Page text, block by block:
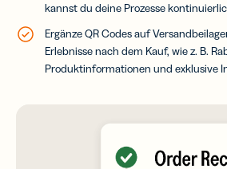
kannst du deine Prozesse
Ergänze QR Codes auf
Erlebnisse nach dem Kauf, wie z. B.
Produktinformationen und exklusive